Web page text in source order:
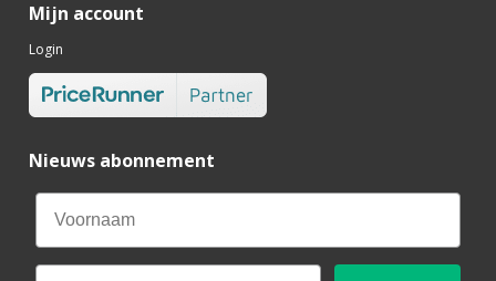
Mijn account
Login
Nieuws abonnement
Email